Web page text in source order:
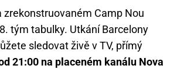
zrekonstruovaném Camp Nou
tým tabulky. Utkání Barcelony
sledovat živě v TV, přímý
21:00 na placeném kanálu Nova